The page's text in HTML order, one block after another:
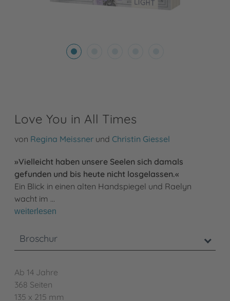
Love You in All Times
von Regina Meissner und Christin Giessel
»Vielleicht haben unsere Seelen sich damals
gefunden und bis heute nicht losgelassen.«
Ein Blick in einen alten Handspiegel und Raelyn
wacht im …
weiterlesen
Broschur
Ab 14 Jahre
368 Seiten
135 x 215 mm